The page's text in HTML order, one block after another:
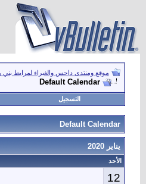
موقع ومنتدى داحس والغبراء لمرابط
Default Calendar
التسجيل
Default Calendar
يناير 2020
الأحد
12